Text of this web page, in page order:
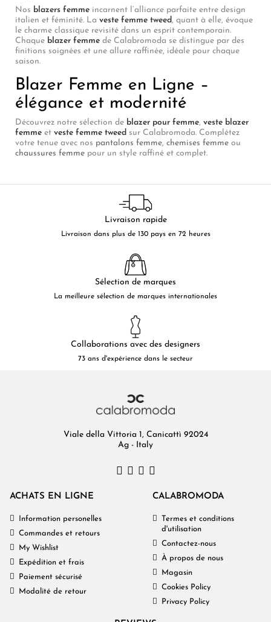
Nos blazers femme incarnent l’alliance parfaite entre design
italien et féminité. La veste femme tweed , quant à elle, évoque
le charme classique revisité dans un esprit contemporain.
Chaque blazer femme de Calabromoda se distingue par des
finitions soignées et une allure raffinée, idéale pour chaque
saison.
Blazer Femme en Ligne –
élégance et modernité
Découvrez notre sélection de blazer pour femme, veste blazer
femme et veste femme tweed sur Calabromoda. Complétez
votre tenue avec nos pantalons femme, chemises femme ou
chaussures femme pour un style raffiné et complet.
Livraison rapide
Livraison dans plus de 130 pays en 72 heures
Sélection de marques
La meilleure sélection de marques internationales
Collaborations avec des designers
73 ans d'expérience dans le secteur
Viale della Vittoria 1, Canicattì 92024
Ag - Italy
ACHATS EN LIGNE
Information personelles
Commandes et retours
My Wishlist
Expédition et frais
Paiement sécurisé
Modalité de retour
CALABROMODA
Termes et conditions
d'utilisation
Contactez-nous
À propos de nous
Magasin
Cookies Policy
Privacy Policy